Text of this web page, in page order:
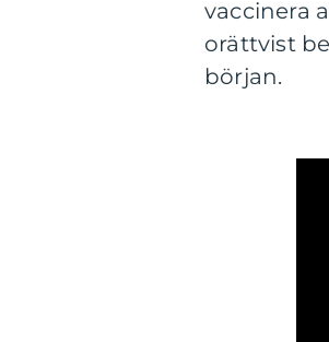
vaccinera
orättvist
början.